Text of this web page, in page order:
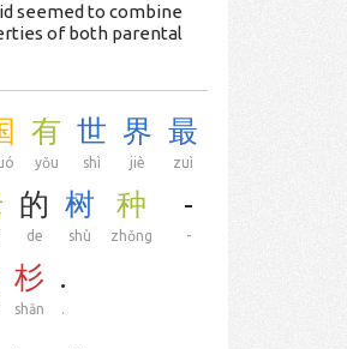
seemed to combine
of both parental
有
yǒu
世
shì
界
jiè
最
zuì
的
de
树
shù
种
zhǒng
-
-
杉
shān
.
.